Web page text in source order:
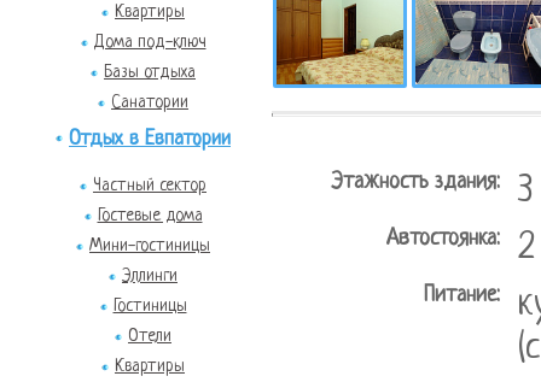
Квартиры
Дома под-ключ
Базы отдыха
Санатории
Отдых в Евпатории
Частный сектор
Гостевые дома
Мини-гостиницы
Эллинги
Гостиницы
Отели
Квартиры
Этажность здания: 3
Автостоянка:
Питание: